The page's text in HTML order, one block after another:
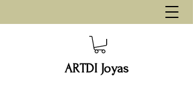
ARTDI Joyas